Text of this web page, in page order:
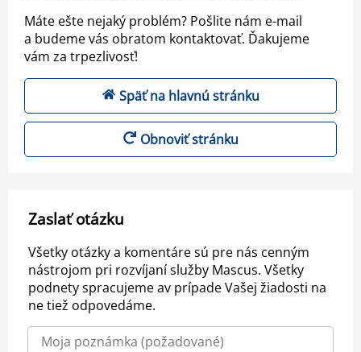
Máte ešte nejaký problém? Pošlite nám e-mail
a budeme vás obratom kontaktovať. Ďakujeme
vám za trpezlivosť!
Späť na hlavnú stránku
Obnoviť stránku
Zaslať otázku
Všetky otázky a komentáre sú pre nás cenným
nástrojom pri rozvíjaní služby Mascus. Všetky
podnety spracujeme av prípade Vašej žiadosti na
ne tiež odpovedáme.